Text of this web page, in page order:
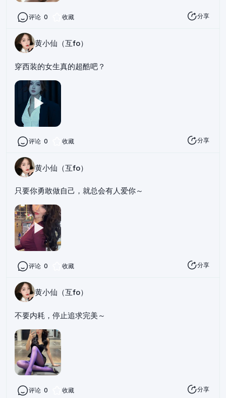
评论 0 收藏 分享
黄小仙（互fo）
穿西装的女生真的超酷吧？
评论 0 收藏 分享
黄小仙（互fo）
只要你勇敢做自己，就总会有人爱你～
评论 0 收藏 分享
黄小仙（互fo）
不要内耗，停止追求完美～
评论 0 收藏 分享